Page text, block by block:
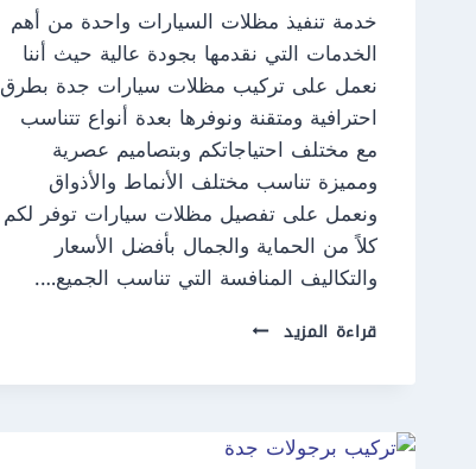
خدمة تنفيذ مظلات السيارات واحدة من أهم
الخدمات التي نقدمها بجودة عالية حيث أننا
نعمل على تركيب مظلات سيارات جدة بطرق
احترافية ومتقنة ونوفرها بعدة أنواع تتناسب
مع مختلف احتياجاتكم وبتصاميم عصرية
ومميزة تناسب مختلف الأنماط والأذواق
ونعمل على تفصيل مظلات سيارات توفر لكم
كلاً من الحماية والجمال بأفضل الأسعار
والتكاليف المنافسة التي تناسب الجميع….
قراءة المزيد تركيب
0550609477